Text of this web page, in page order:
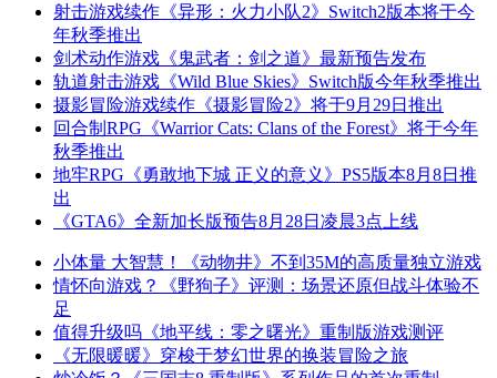
射击游戏续作《异形：火力小队2》Switch2版本将于今
年秋季推出
剑术动作游戏《鬼武者：剑之道》最新预告发布
轨道射击游戏《Wild Blue Skies》Switch版今年秋季推出
摄影冒险游戏续作《摄影冒险2》将于9月29日推出
回合制RPG《Warrior Cats: Clans of the Forest》将于今年
秋季推出
地牢RPG《勇敢地下城 正义的意义》PS5版本8月8日推
出
《GTA6》全新加长版预告8月28日凌晨3点上线
小体量 大智慧！《动物井》不到35M的高质量独立游戏
情怀向游戏？《野狗子》评测：场景还原但战斗体验不
足
值得升级吗《地平线：零之曙光》重制版游戏测评
《无限暖暖》穿梭于梦幻世界的换装冒险之旅